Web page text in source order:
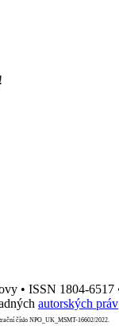
• ISSN 1804-6517
autorských práv
číslo NPO_UK_MSMT-16602/2022.